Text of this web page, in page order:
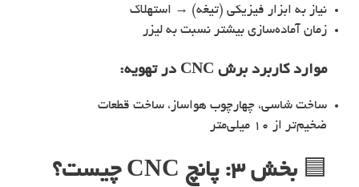
نیاز به ابزار فیزیکی (تیغه) → استهلاک
زمان آماده‌سازی بیشتر نسبت به لیزر
موارد کاربرد برش CNC در تهویه:
ساخت شاسی، چهارچوب هواساز، ساخت قطعات
ضخیم‌تر از ۱۰ میلی‌متر
🟦 بخش ۳: پانچ CNC چیست؟